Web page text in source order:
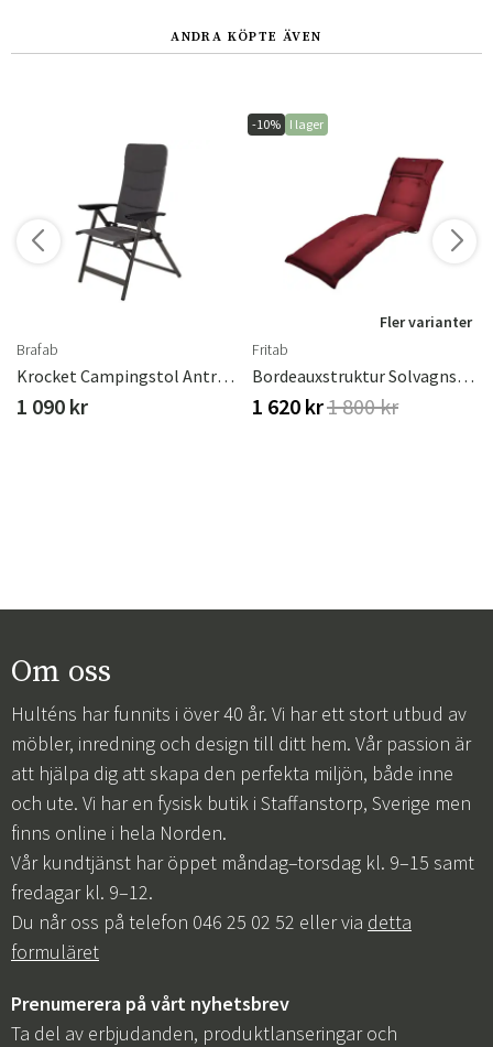
ANDRA KÖPTE ÄVEN
Brafab
Krocket Campingstol Antracit/grå
1 090 kr
-10% I lager
Fler varianter
Fritab
Bordeauxstruktur Solvagnsdyna Canyon (Tjock)
1 620 kr1 800 kr
Om oss
Hulténs har funnits i över 40 år. Vi har ett stort utbud av
möbler, inredning och design till ditt hem. Vår passion är
att hjälpa dig att skapa den perfekta miljön, både inne
och ute. Vi har en fysisk butik i Staffanstorp, Sverige men
finns online i hela Norden.
Vår kundtjänst har öppet måndag–torsdag kl. 9–15 samt
fredagar kl. 9–12.
Du når oss på telefon 046 25 02 52 eller via detta
formuläret
Prenumerera på vårt nyhetsbrev
Ta del av erbjudanden, produktlanseringar och